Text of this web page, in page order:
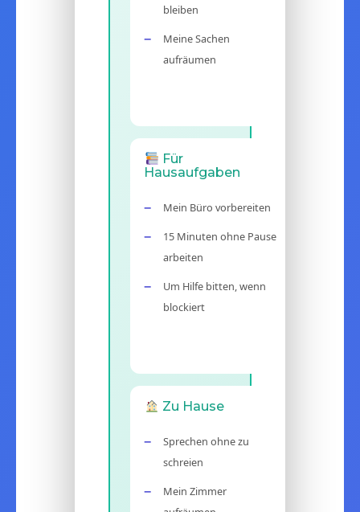
bleiben
Meine Sachen
aufräumen
Für
Hausaufgaben
Mein Büro vorbereiten
15 Minuten ohne Pause
arbeiten
Um Hilfe bitten, wenn
blockiert
Zu Hause
Sprechen ohne zu
schreien
Mein Zimmer